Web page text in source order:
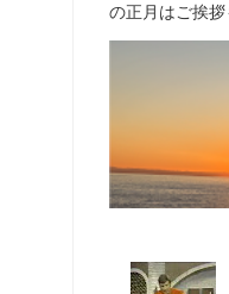
の正月はご挨拶